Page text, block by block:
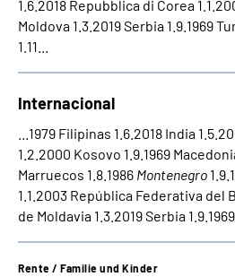
1.6.2018 Repubblica di Corea
Moldova 1.3.2019 Serbia 1.9.1969
1.11...
Internacional
...1979 Filipinas 1.6.2018 India
1.2.2000 Kosovo 1.9.1969
Marruecos 1.8.1986 Montenegro
1.1.2003 República Federativa del
de Moldavia 1.3.2019 Serbia 1.9.1969
Rente / Familie und Kinder